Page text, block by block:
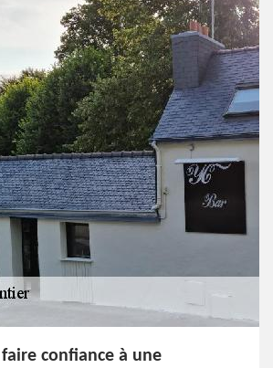
confiance à une